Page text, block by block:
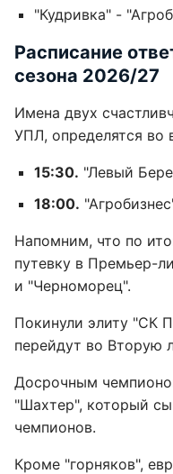
"Кудривка" -
Расписание
сезона 2026/27
Имена двух
УПЛ, определятся во
15:30. "Левый
18:00.
Напомним, что по
путевку в Премьер-
и "Черноморец".
Покинули элиту "СК
перейдут во Вторую
Досрочным
"Шахтер", который
чемпионов.
Кроме "горняков",